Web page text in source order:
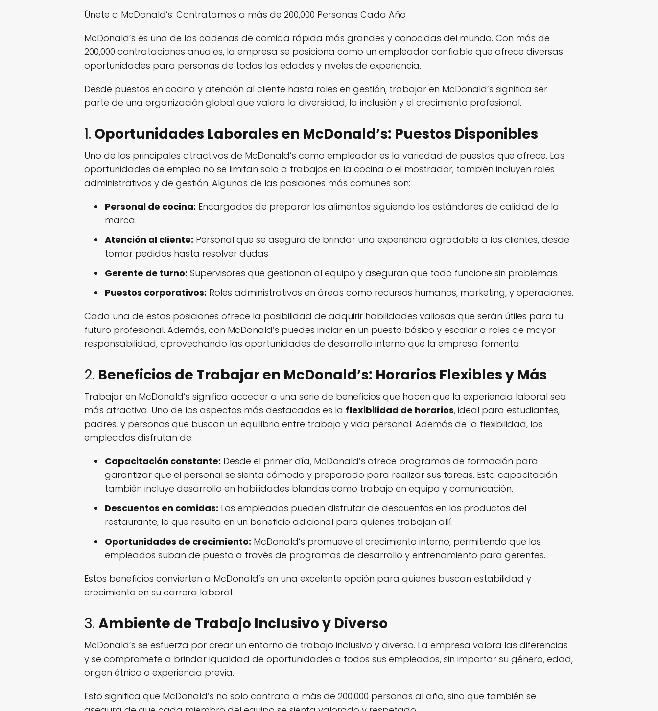
Únete a McDonald’s: Contratamos a más de 200,000 Personas Cada Año
McDonald’s es una de las cadenas de comida rápida más grandes y conocidas del mundo. Con más de
200,000 contrataciones anuales, la empresa se posiciona como un empleador confiable que ofrece diversas
oportunidades para personas de todas las edades y niveles de experiencia.
Desde puestos en cocina y atención al cliente hasta roles en gestión, trabajar en McDonald’s significa ser
parte de una organización global que valora la diversidad, la inclusión y el crecimiento profesional.
1. Oportunidades Laborales en McDonald’s: Puestos Disponibles
Uno de los principales atractivos de McDonald’s como empleador es la variedad de puestos que ofrece. Las
oportunidades de empleo no se limitan solo a trabajos en la cocina o el mostrador; también incluyen roles
administrativos y de gestión. Algunas de las posiciones más comunes son:
Personal de cocina: Encargados de preparar los alimentos siguiendo los estándares de calidad de la
marca.
Atención al cliente: Personal que se asegura de brindar una experiencia agradable a los clientes, desde
tomar pedidos hasta resolver dudas.
Gerente de turno: Supervisores que gestionan al equipo y aseguran que todo funcione sin problemas.
Puestos corporativos: Roles administrativos en áreas como recursos humanos, marketing, y operaciones.
Cada una de estas posiciones ofrece la posibilidad de adquirir habilidades valiosas que serán útiles para tu
futuro profesional. Además, con McDonald’s puedes iniciar en un puesto básico y escalar a roles de mayor
responsabilidad, aprovechando las oportunidades de desarrollo interno que la empresa fomenta.
2. Beneficios de Trabajar en McDonald’s: Horarios Flexibles y Más
Trabajar en McDonald’s significa acceder a una serie de beneficios que hacen que la experiencia laboral sea
más atractiva. Uno de los aspectos más destacados es la flexibilidad de horarios, ideal para estudiantes,
padres, y personas que buscan un equilibrio entre trabajo y vida personal. Además de la flexibilidad, los
empleados disfrutan de:
Capacitación constante: Desde el primer día, McDonald’s ofrece programas de formación para
garantizar que el personal se sienta cómodo y preparado para realizar sus tareas. Esta capacitación
también incluye desarrollo en habilidades blandas como trabajo en equipo y comunicación.
Descuentos en comidas: Los empleados pueden disfrutar de descuentos en los productos del
restaurante, lo que resulta en un beneficio adicional para quienes trabajan allí.
Oportunidades de crecimiento: McDonald’s promueve el crecimiento interno, permitiendo que los
empleados suban de puesto a través de programas de desarrollo y entrenamiento para gerentes.
Estos beneficios convierten a McDonald’s en una excelente opción para quienes buscan estabilidad y
crecimiento en su carrera laboral.
3. Ambiente de Trabajo Inclusivo y Diverso
McDonald’s se esfuerza por crear un entorno de trabajo inclusivo y diverso. La empresa valora las diferencias
y se compromete a brindar igualdad de oportunidades a todos sus empleados, sin importar su género, edad,
origen étnico o experiencia previa.
Esto significa que McDonald’s no solo contrata a más de 200,000 personas al año, sino que también se